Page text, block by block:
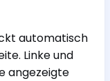
automatisch
Linke und
angezeigte